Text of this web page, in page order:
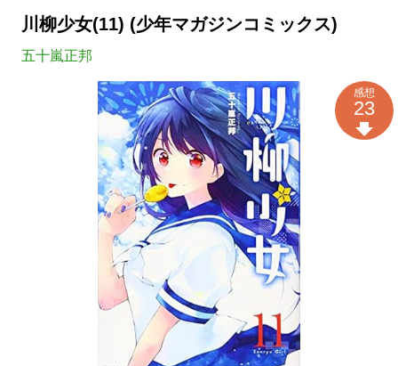
川柳少女(11) (少年マガジンコミックス)
五十嵐正邦
感想
23